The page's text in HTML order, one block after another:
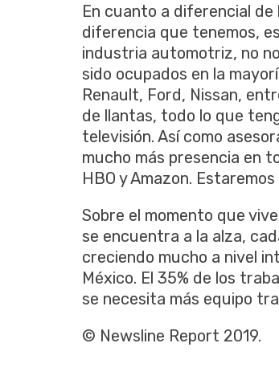
En cuanto a diferencial de
diferencia que tenemos,
industria automotriz, no
sido ocupados en la
Renault, Ford, Nissan,
de llantas, todo lo que
televisión. Así como
mucho más presencia en
HBO y Amazon.
Sobre el momento que
se encuentra a la alza,
creciendo mucho a nivel
México. El 35% de los
se necesita más equipo
© Newsline Report 2019.